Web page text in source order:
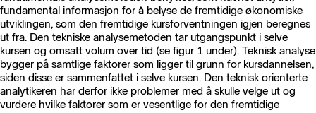
fundamental informasjon for å belyse de fremtidige økonomiske
utviklingen, som den fremtidige kursforventningen igjen beregnes
ut fra. Den tekniske analysemetoden tar utgangspunkt i selve
kursen og omsatt volum over tid (se figur 1 under). Teknisk analyse
bygger på samtlige faktorer som ligger til grunn for kursdannelsen,
siden disse er sammenfattet i selve kursen. Den teknisk orienterte
analytikeren har derfor ikke problemer med å skulle velge ut og
vurdere hvilke faktorer som er vesentlige for den fremtidige